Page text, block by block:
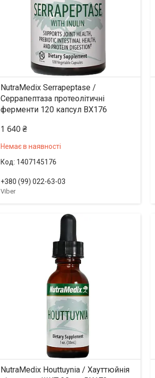
NutraMedix Serrapeptase /
Серрапептаза протеолітичні
ферменти 120 капсул BX176
1 640 ₴
Немає в наявності
1407145176
+380 (99) 022-63-03
Viber
NutraMedix Houttuynia / Хауттюйнія